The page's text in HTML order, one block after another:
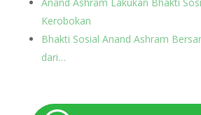
Kerobokan
Bhakti Sosial Anand Ashram
dari…